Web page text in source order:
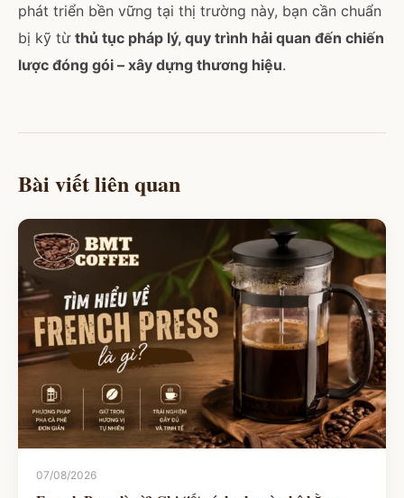
phát triển bền vững tại thị trường này, bạn cần chuẩn
bị kỹ từ thủ tục pháp lý, quy trình hải quan đến chiến
lược đóng gói – xây dựng thương hiệu.
Bài viết liên quan
07/08/2026